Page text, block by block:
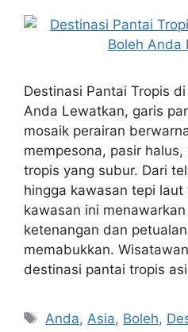
Destinasi Pantai Tropis
Anda Lewatkan, garis
mosaik perairan
mempesona, pasir
tropis yang subur. Dari
hingga kawasan tepi laut
kawasan ini
ketenangan dan
memabukkan.
destinasi pantai tropis
Tags
Anda,Asia, Boleh,